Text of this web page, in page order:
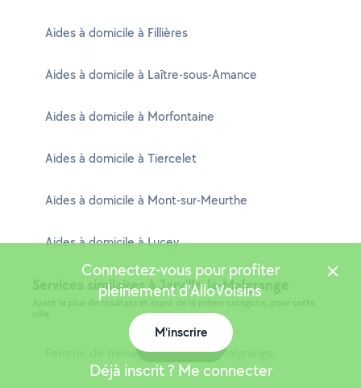
Aides à domicile à Fillières
Aides à domicile à Laître-sous-Amance
Aides à domicile à Morfontaine
Aides à domicile à Tiercelet
Aides à domicile à Mont-sur-Meurthe
Aides à domicile à Lucey
Services similaires à Jarville-la-Malgrange
Ayant le plus de résultats et étant de la même catégorie, pour cette
Femme de ménage à Jarville-la-Malgrange
Connectez-vous pour profiter
pleinement d'AlloVoisins
M'inscrire
Déjà inscrit ? Me connecter